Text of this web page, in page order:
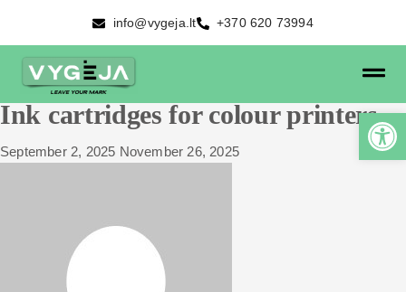
info@vygeja.lt +370 620 73994
Ink cartridges for colour printers
September 2, 2025 November 26, 2025